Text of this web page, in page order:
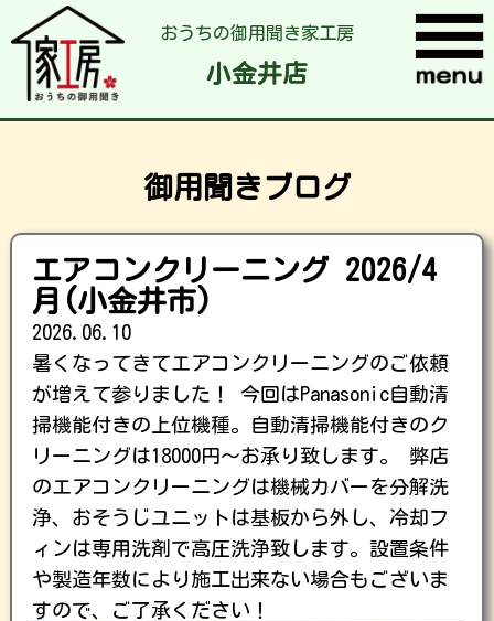
おうちの御用聞き家工房
小金井店
御用聞きブログ
エアコンクリーニング 2026/4
月(小金井市)
2026.06.10
暑くなってきてエアコンクリーニングのご依頼
が増えて参りました！ 今回はPanasonic自動清
掃機能付きの上位機種。自動清掃機能付きのク
リーニングは18000円～お承り致します。 弊店
のエアコンクリーニングは機械カバーを分解洗
浄、おそうじユニットは基板から外し、冷却フ
ィンは専用洗剤で高圧洗浄致します。設置条件
や製造年数により施工出来ない場合もございま
すので、ご了承ください！